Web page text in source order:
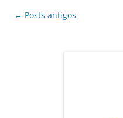
o
k
p
Navegação
← Posts antigos